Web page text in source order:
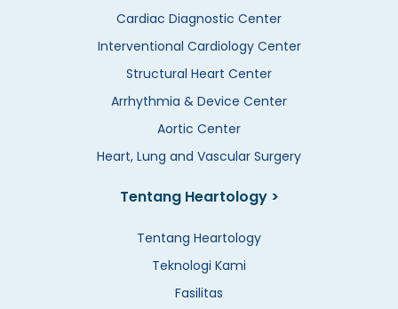
Cardiac Diagnostic Center
Interventional Cardiology Center
Structural Heart Center
Arrhythmia & Device Center
Aortic Center
Heart, Lung and Vascular Surgery
Tentang Heartology >
Tentang Heartology
Teknologi Kami
Fasilitas